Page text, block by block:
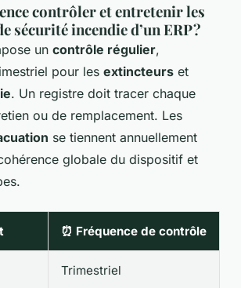
contrôler et entretenir les
sécurité incendie d’un ERP ?
un contrôle régulier,
pour les extincteurs et
. Un registre doit tracer chaque
ou de remplacement. Les
se tiennent annuellement
globale du dispositif et
⏰ Fréquence de contrôle
Trimestriel